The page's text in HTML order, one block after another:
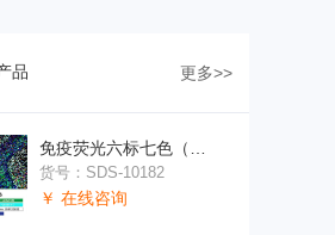
品 更多>>
货号：SDS-10182
￥ 在线咨询